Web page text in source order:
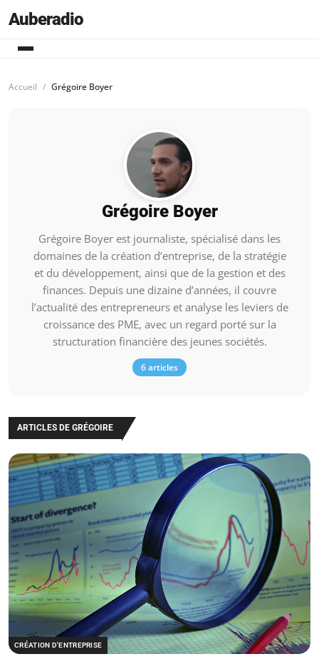
Auberadio
Accueil Grégoire Boyer
Grégoire Boyer
Grégoire Boyer est journaliste, spécialisé dans les
domaines de la création d’entreprise, de la stratégie
et du développement, ainsi que de la gestion et des
finances. Depuis une dizaine d’années, il couvre
l’actualité des entrepreneurs et analyse les leviers de
croissance des PME, avec un regard porté sur la
structuration financière des jeunes sociétés.
6 articles
ARTICLES DE GRÉGOIRE
CRÉATION D'ENTREPRISE